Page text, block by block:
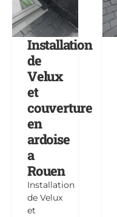
Installation
de
Velux
et
couverture
en
ardoise
a
Rouen
Installation
de Velux
et